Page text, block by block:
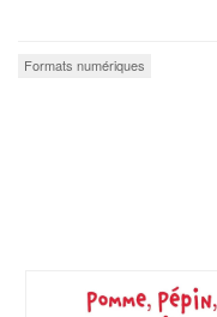
Formats numériques